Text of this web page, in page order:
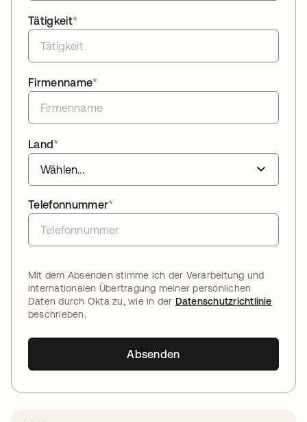
*
Tätigkeit
*
Firmenname
*
Land
*
Telefonnummer
Mit dem Absenden stimme ich der Verarbeitung und
internationalen Übertragung meiner persönlichen
Daten durch Okta zu, wie in der Datenschutzrichtlinie
beschrieben.
Absenden